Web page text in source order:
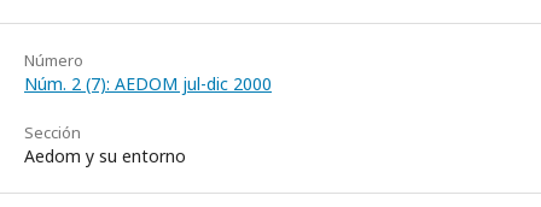
Número
Núm. 2 (7): AEDOM jul-dic 2000
Sección
Aedom y su entorno